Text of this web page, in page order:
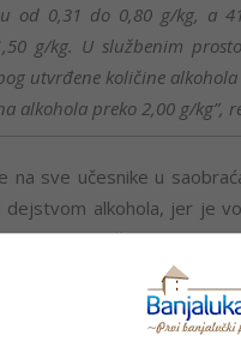
od 0,31 do 0,80 g/kg, a
g/kg. U službenim
utvrđene količine
alkohola preko 2,00 g/kg”,
na sve učesnike u
alkohola, jer je
i druge učesnike u